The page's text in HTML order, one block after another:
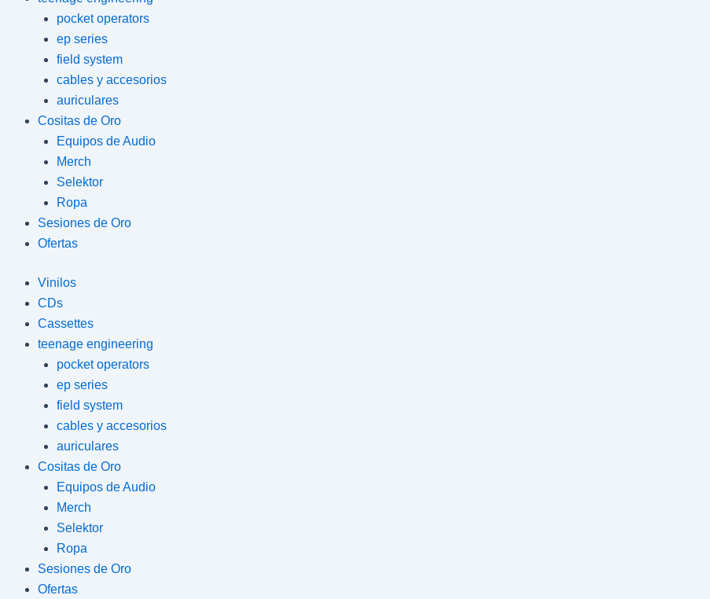
pocket operators
ep series
field system
cables y accesorios
auriculares
Cositas de Oro
Equipos de Audio
Merch
Selektor
Ropa
Sesiones de Oro
Ofertas
Vinilos
CDs
Cassettes
teenage engineering
pocket operators
ep series
field system
cables y accesorios
auriculares
Cositas de Oro
Equipos de Audio
Merch
Selektor
Ropa
Sesiones de Oro
Ofertas